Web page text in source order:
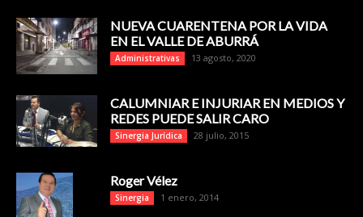
NUEVA CUARENTENA POR LA VIDA
EN EL VALLE DE ABURRÁ
Administrativas 13 agosto, 2020
CALUMNIAR E INJURIAR EN MEDIOS Y
REDES PUEDE SALIR CARO
Sinergia Jurídica 28 julio, 2015
Roger Vélez
Sinergia 1 enero, 2014